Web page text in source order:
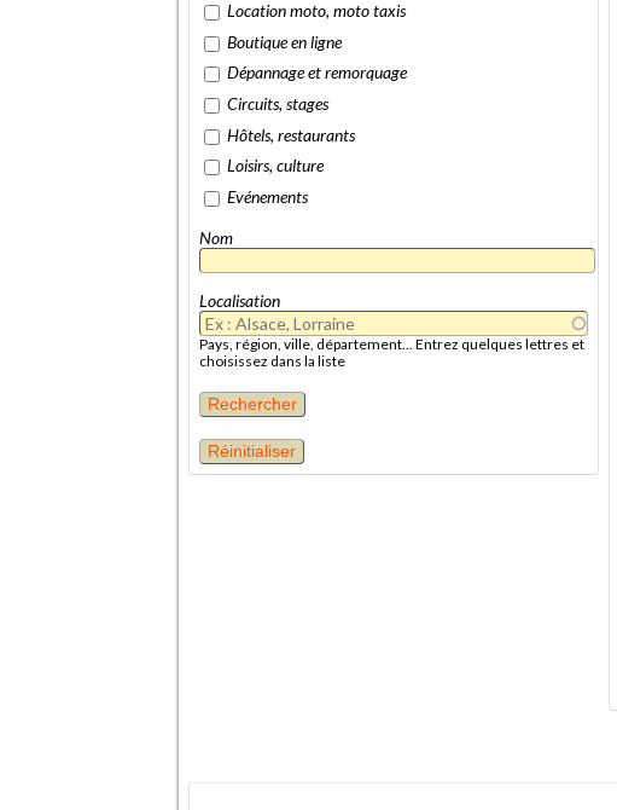
Location moto, moto taxis
Boutique en ligne
Dépannage et remorquage
Circuits, stages
Hôtels, restaurants
Loisirs, culture
Evénements
Nom
Localisation
Pays, région, ville, département... Entrez quelques lettres et
choisissez dans la liste